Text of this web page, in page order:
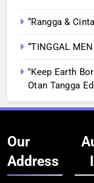
“Rangga &
“TINGGAL
‟Keep Earth
Otan Tangga
Our
Address
BERITA